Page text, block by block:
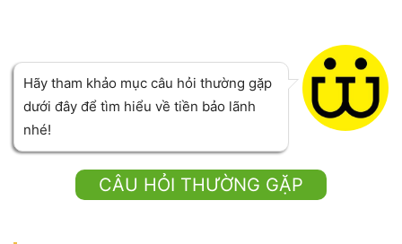
Hãy tham khảo mục câu hỏi thường gặp
dưới đây để tìm hiểu về tiền bảo lãnh
nhé!
CÂU HỎI THƯỜNG GẶP